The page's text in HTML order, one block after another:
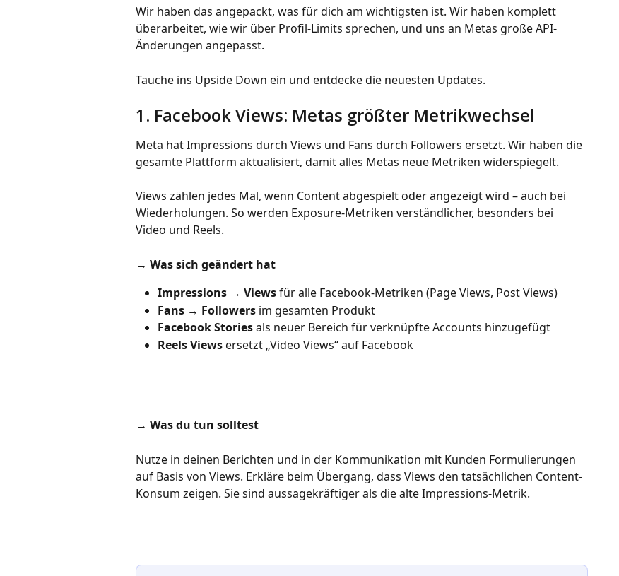
Wir haben das angepackt, was für dich am wichtigsten ist. Wir haben komplett
überarbeitet, wie wir über Profil-Limits sprechen, und uns an Metas große API-
Änderungen angepasst.
Tauche ins Upside Down ein und entdecke die neuesten Updates.
1. Facebook Views: Metas größter Metrikwechsel
Meta hat Impressions durch Views und Fans durch Followers ersetzt. Wir haben die
gesamte Plattform aktualisiert, damit alles Metas neue Metriken widerspiegelt.
Views zählen jedes Mal, wenn Content abgespielt oder angezeigt wird – auch bei
Wiederholungen. So werden Exposure-Metriken verständlicher, besonders bei
Video und Reels.
→ Was sich geändert hat
Impressions → Views für alle Facebook-Metriken (Page Views, Post Views)
Fans → Followers im gesamten Produkt
Facebook Stories als neuer Bereich für verknüpfte Accounts hinzugefügt
Reels Views ersetzt „Video Views“ auf Facebook
→ Was du tun solltest
Nutze in deinen Berichten und in der Kommunikation mit Kunden Formulierungen
auf Basis von Views. Erkläre beim Übergang, dass Views den tatsächlichen Content-
Konsum zeigen. Sie sind aussagekräftiger als die alte Impressions-Metrik.